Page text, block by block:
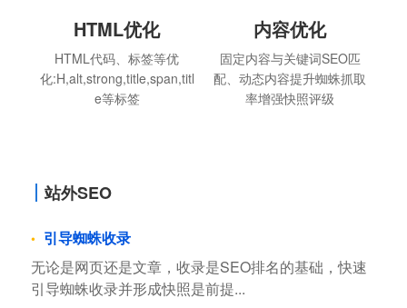
HTML优化
HTML代码、标签等优
化:H,alt,strong,title,span,titl
e等标签
内容优化
固定内容与关键词SEO匹
配、动态内容提升蜘蛛抓取
率增强快照评级
站外SEO
引导蜘蛛收录
无论是网页还是文章，收录是SEO排名的基础，快速
引导蜘蛛收录并形成快照是前提...